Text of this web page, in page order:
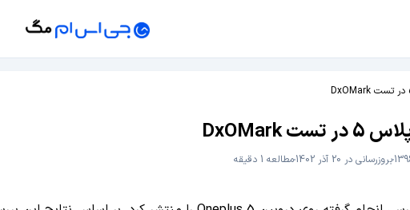
بروزرسانی در 20 آذر 1402
مطالعه 1 دقیقه